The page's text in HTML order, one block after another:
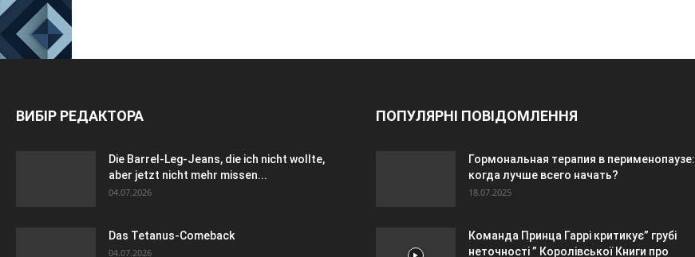
ВИБІР РЕДАКТОРА
Die Barrel-Leg-Jeans, die ich nicht wollte,
aber jetzt nicht mehr missen...
04.07.2026
Das Tetanus-Comeback
04.07.2026
ПОПУЛЯРНІ ПОВІДОМЛЕННЯ
Гормональная терапия в перименопаузе:
когда лучше всего начать?
18.07.2025
Команда Принца Гаррі критикує” грубі
неточності ” Королівської Книги про